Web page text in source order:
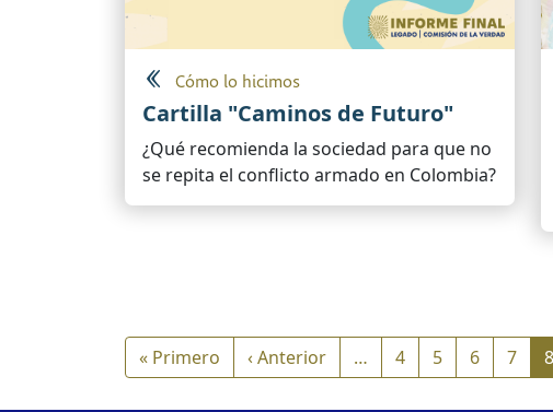
Cómo lo hicimos
Cartilla "Caminos de Futuro"
¿Qué recomienda la sociedad para que no
se repita el conflicto armado en Colombia?
Paginación
« Primero Primera página
‹ AnteriorPágina anterior
… 4 5 6 7 8